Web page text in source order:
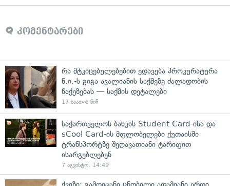
კომენტარები
რა მტკიცებულებებით ედავება პროკურატურა
ნ.ი.-ს გიგა ავალიანის საქმეზე ძალადობის
წაქეზებას — საქმის დეტალები
17 საათის წინ
საქართველოს ბანკის Student Card-ისა და
sCool Card-ის მფლობელები ქუთაისში
ტრანსპორტზე შეღავათიანი ტარიფით
ისარგებლებენ
7 აგვისტო, 14:49